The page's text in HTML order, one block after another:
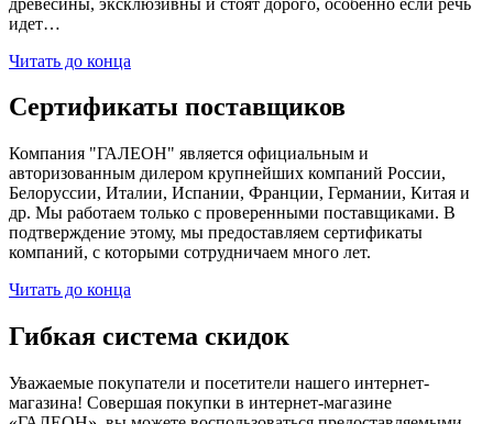
идет…
Читать до конца
Сертификаты поставщиков
Компания "ГАЛЕОН" является официальным и
авторизованным дилером крупнейших компаний России,
Белоруссии, Италии, Испании, Франции, Германии, Китая и
др. Мы работаем только с проверенными поставщиками. В
подтверждение этому, мы предоставляем сертификаты
компаний, с которыми сотрудничаем много лет.
Читать до конца
Гибкая система скидок
Уважаемые покупатели и посетители нашего интернет-
магазина! Совершая покупки в интернет-магазине